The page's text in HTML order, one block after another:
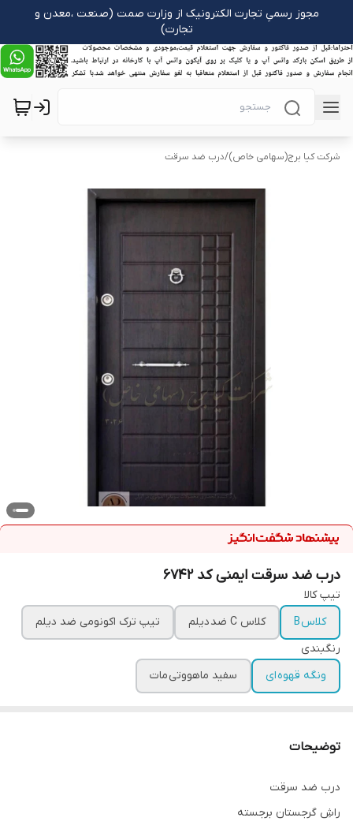
مجوز رسمیِ تجارت الکترونیک از وزارت صمت (صنعت ،معدن و
تجارت)
شرکت کیا برج(سهامی خاص)/درب ضد سرقت
درب ضد سرقت ایمنی کد ۶۷۴۲
تیپ کالا
کلاس B
کلاس C ضد دیلم
تیپ ترک اکونومی ضد دیلم
رنگبندی
ونگه قهوه ای
سفید ماهووتی مات
توضیحات
درب ضد سرقت
راشِ گرجستان برجسته